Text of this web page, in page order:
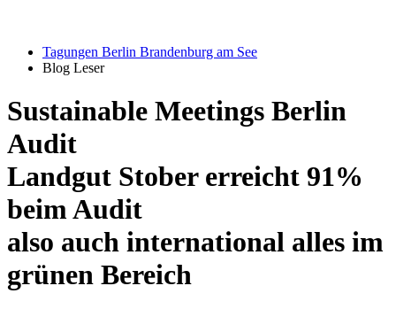
Tagungen Berlin Brandenburg am See
Blog Leser
Sustainable Meetings Berlin
Audit
Landgut Stober erreicht 91%
beim Audit
also auch international alles im
grünen Bereich